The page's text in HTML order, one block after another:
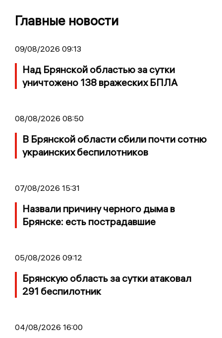
Главные новости
09/08/2026 09:13
Над Брянской областью за сутки
уничтожено 138 вражеских БПЛА
08/08/2026 08:50
В Брянской области сбили почти сотню
украинских беспилотников
07/08/2026 15:31
Назвали причину черного дыма в
Брянске: есть пострадавшие
05/08/2026 09:12
Брянскую область за сутки атаковал
291 беспилотник
04/08/2026 16:00